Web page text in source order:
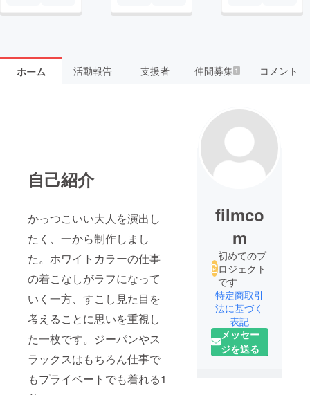
ホーム 活動報告 支援者 仲間募集 1 コメント
自己紹介
かっつこいい大人を演出し
たく、一から制作しまし
た。ホワイトカラーの仕事
の着こなしがラフになって
いく一方、すこし見た目を
考えることに思いを重視し
た一枚です。ジーパンやス
ラックスはもちろん仕事で
もプライベートでも着れる1
filmco
m
初めてのプ
ロジェクト
です
特定商取引
法に基づく
表記
メッセー
ジを送る